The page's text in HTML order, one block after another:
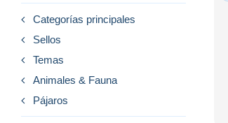
Categorías principales
Sellos
Temas
Animales & Fauna
Pájaros